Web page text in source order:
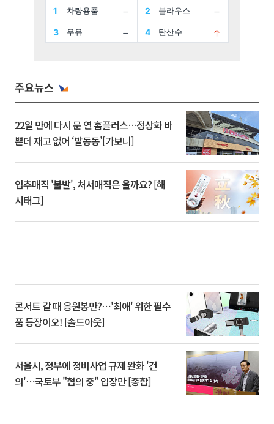
주요뉴스
22일 만에 다시 문 연 홈플러스…정상화 바
쁜데 재고 없어 ‘발동동’[가보니]
입추매직 '불발', 처서매직은 올까요? [해
시태그]
콘서트 갈 때 응원봉만?⋯'최애' 위한 필수
품 등장이오! [솔드아웃]
서울시, 정부에 정비사업 규제 완화 '건
의'⋯국토부 "협의 중" 입장만 [종합]